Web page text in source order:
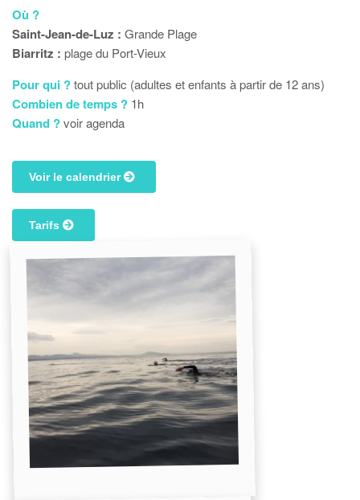
Où ?
Saint-Jean-de-Luz : Grande Plage
Biarritz : plage du Port-Vieux
Pour qui ?tout public (adultes et enfants à partir de 12 ans)
Combien de temps ? 1h
Quand ?voir agenda
Voir le calendrier
Tarifs